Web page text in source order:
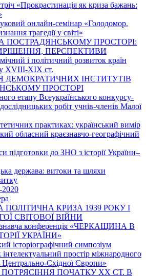
«Прокрастинація як криза бажань:
онлайн-семінар «Голодомор.
трагедії у світі»
ПОСТРАДЯНСЬКОМУ ПРОСТОРІ:
ПЕРСПЕКТИВИ
і політичний розвиток країн
ХVІІІ-ХІХ ст.
ДЕМОКРАТИЧНИХ ІНСТИТУТІВ
ПРОСТОРІ
етапу Всеукраїнського конкурсу-
робіт учнів-членів Малої
практиках: український вимір
обласний краєзнавчо-географічний
підготовки до ЗНО з історії України–
держава: витоки та шляхи
КРИЗА 1939 РОКУ І
СВІТОВОЇ ВІЙНИ
конференція «ЧЕРКАЩИНА В
УКРАЇНИ»
історіографічний симпозіум
інтелектуальний простір міжнародного
Центрально-Східної Європи»
ПОЧАТКУ ХХ СТ. В